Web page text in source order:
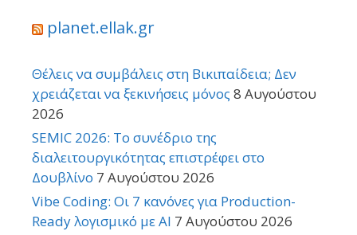
planet.ellak.gr
Θέλεις να συμβάλεις στη Βικιπαίδεια; Δεν
χρειάζεται να ξεκινήσεις μόνος 8 Αυγούστου
2026
SEMIC 2026: Το συνέδριο της
διαλειτουργικότητας επιστρέφει στο
Δουβλίνο 7 Αυγούστου 2026
Vibe Coding: Οι 7 κανόνες για Production-
Ready λογισμικό με AI 7 Αυγούστου 2026